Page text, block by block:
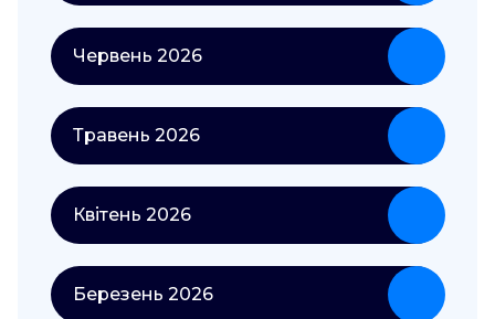
Червень 2026
Травень 2026
Квітень 2026
Березень 2026